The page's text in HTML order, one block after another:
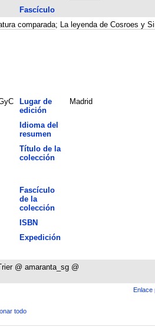
Fascículo
comparada; La leyenda de Cosroes y
Lugar de
edición
Madrid
Idioma del
resumen
Título de la
colección
Fascículo
de la
colección
ISBN
Expedición
@ amaranta_sg @
Enlace
todo